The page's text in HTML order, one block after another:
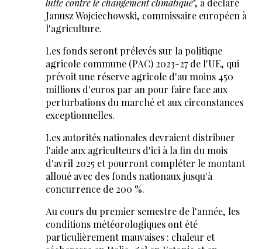
lutte contre le changement climatique", a déclaré
Janusz Wojciechowski, commissaire européen à
l'agriculture.
Les fonds seront prélevés sur la politique
agricole commune (PAC) 2023-27 de l'UE, qui
prévoit une réserve agricole d'au moins 450
millions d'euros par an pour faire face aux
perturbations du marché et aux circonstances
exceptionnelles.
Les autorités nationales devraient distribuer
l'aide aux agriculteurs d'ici à la fin du mois
d'avril 2025 et pourront compléter le montant
alloué avec des fonds nationaux jusqu'à
concurrence de 200 %.
Au cours du premier semestre de l'année, les
conditions météorologiques ont été
particulièrement mauvaises : chaleur et